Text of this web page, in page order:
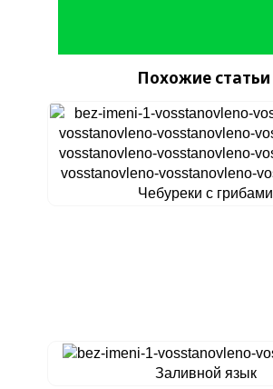
Похожие статьи
Чебуреки с грибами
Заливной язык